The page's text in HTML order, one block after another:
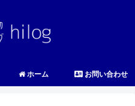
ホーム お問い合わせ